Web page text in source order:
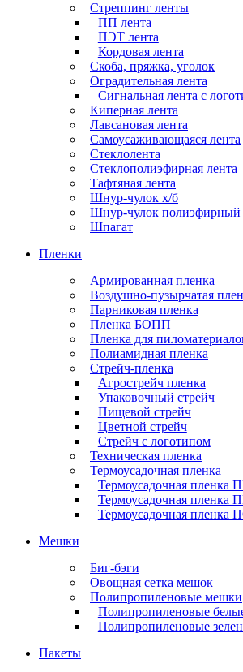
Стреппинг ленты
ПП лента
ПЭТ лента
Кордовая лента
Скоба, пряжка, уголок
Оградительная лента
Сигнальная лента с
Киперная лента
Лавсановая лента
Самоусаживающаяся лента
Стеклолента
Стеклополиэфирная лента
Тафтяная лента
Шнур-чулок х/б
Шнур-чулок полиэфирный
Шпагат
Пленки
Армированная пленка
Воздушно-пузырчатая
Парниковая пленка
Пленка БОПП
Пленка для
Полиамидная пленка
Стрейч-пленка
Агрострейч пленка
Упаковочный стрейч
Пищевой стрейч
Цветной стрейч
Стрейч с логотипом
Техническая пленка
Термоусадочная пленка
Термоусадочная пленка
Термоусадочная пленка
Термоусадочная пленка
Мешки
Биг-бэги
Овощная сетка мешок
Полипропиленовые мешки
Полипропиленовые
Полипропиленовые
Пакеты